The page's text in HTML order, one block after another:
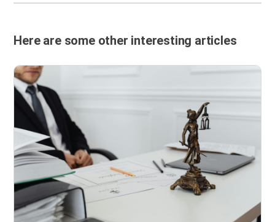
Here are some other interesting articles